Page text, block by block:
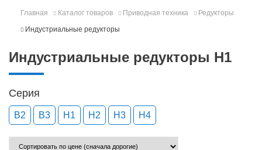
Главная Каталог товаров Приводная техника
Редукторы
Индустриальные редукторы
Индустриальные редукторы H1
Серия
B2 B3 H1 H2 Н3 Н4